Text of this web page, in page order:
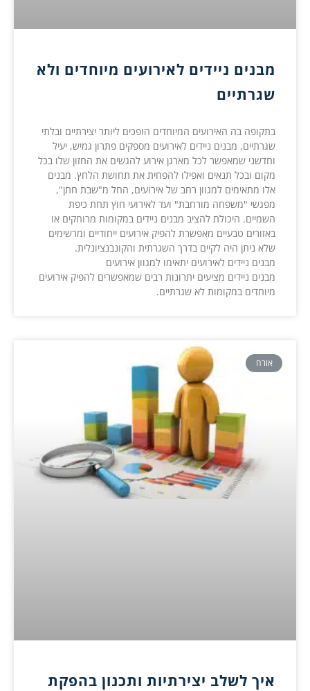
מבנים ניידים לאירועים מיוחדים ולא
שגרתיים
בתקופה בה האירועים המיוחדים הופכים ליותר יצירתיים ובלתי
שגרתיים, מבנים ניידים לאירועים מספקים פתרון גמיש, יעיל
וחדשני שמאפשר לכל מארגן אירוע להגשים את החזון שלו בכל
מקום ובכל תנאים ואפילו להפחית את תחושת הלחץ. מבנים
אלו מתאימים למגוון רחב של אירועים, החל מ"שבת חתן",
מפגשי "משפחה מורחבת" ועד לאירועי חוץ תחת כיפת
השמיים. היכולת להציב מבנים ניידים במקומות מרוחקים או
באזורים טבעיים מאפשרת להפיק אירועים ייחודיים ומרשימים
שלא ניתן היה לקיים בדרך השגרתית והקונבנציונלית.
מבנים ניידים לאירועים יתאימו למגוון אירועים
מבנים ניידים מציעים יתרונות רבים שמאפשרים להפיק אירועים
מיוחדים במקומות לא שגרתיים.
אורח
איך לשלב יצירתיות ותכנון בהפקת